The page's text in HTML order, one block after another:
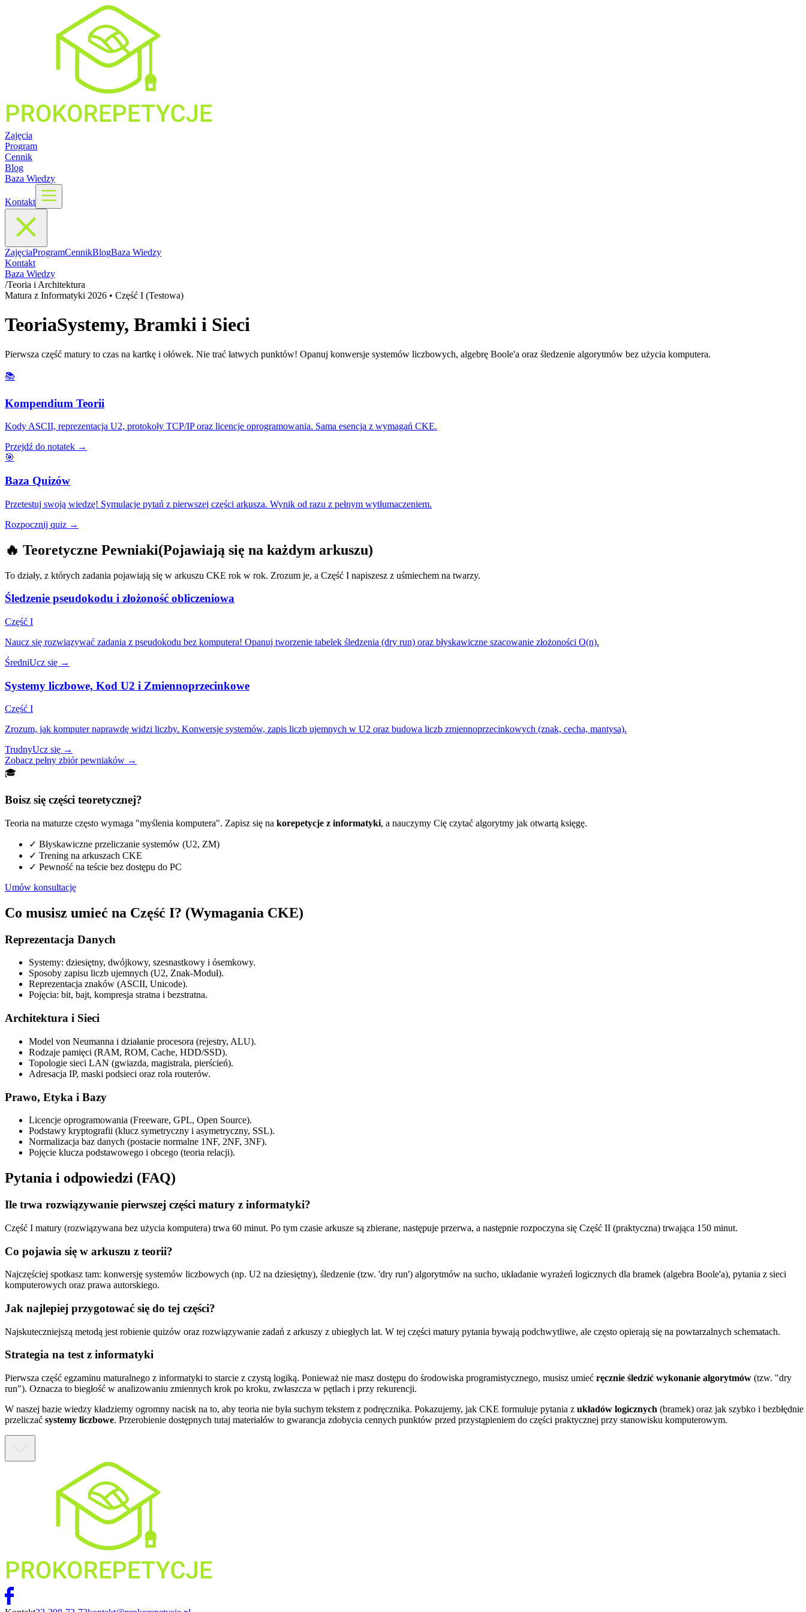
Zajęcia
Program
Cennik
Blog
Baza Wiedzy
Kontakt
ZajęciaProgramCennikBlogBaza Wiedzy
Kontakt
Baza Wiedzy
/Teoria i Architektura
Matura z Informatyki 2026 • Część I (Testowa)
TeoriaSystemy, Bramki i Sieci
Pierwsza część matury to czas na kartkę i ołówek. Nie trać łatwych punktów! Opanuj konwersje systemów liczbowych, algebrę Boole'a oraz śledzenie algorytmów bez użycia komputera.
📚
Kompendium Teorii
Kody ASCII, reprezentacja U2, protokoły TCP/IP oraz licencje oprogramowania. Sama esencja z wymagań CKE.
Przejdź do notatek →
🎯
Baza Quizów
Przetestuj swoją wiedzę! Symulacje pytań z pierwszej części arkusza. Wynik od razu z pełnym wytłumaczeniem.
Rozpocznij quiz →
🔥 Teoretyczne Pewniaki(Pojawiają się na każdym arkuszu)
To działy, z których zadania pojawiają się w arkuszu CKE rok w rok. Zrozum je, a Część I napiszesz z uśmiechem na twarzy.
Śledzenie pseudokodu i złożoność obliczeniowa
Część I
Naucz się rozwiązywać zadania z pseudokodu bez komputera! Opanuj tworzenie tabelek śledzenia (dry run) oraz błyskawiczne szacowanie złożoności O(n).
ŚredniUcz się →
Systemy liczbowe, Kod U2 i Zmiennoprzecinkowe
Część I
Zrozum, jak komputer naprawdę widzi liczby. Konwersje systemów, zapis liczb ujemnych w U2 oraz budowa liczb zmiennoprzecinkowych (znak, cecha, mantysa).
TrudnyUcz się →
Zobacz pełny zbiór pewniaków →
🎓
Boisz się części teoretycznej?
Teoria na maturze często wymaga "myślenia komputera". Zapisz się na korepetycje z informatyki, a nauczymy Cię czytać algorytmy jak otwartą księgę.
✓ Błyskawiczne przeliczanie systemów (U2, ZM)
✓ Trening na arkuszach CKE
✓ Pewność na teście bez dostępu do PC
Umów konsultację
Co musisz umieć na Część I? (Wymagania CKE)
Reprezentacja Danych
Systemy: dziesiętny, dwójkowy, szesnastkowy i ósemkowy.
Sposoby zapisu liczb ujemnych (U2, Znak-Moduł).
Reprezentacja znaków (ASCII, Unicode).
Pojęcia: bit, bajt, kompresja stratna i bezstratna.
Architektura i Sieci
Model von Neumanna i działanie procesora (rejestry, ALU).
Rodzaje pamięci (RAM, ROM, Cache, HDD/SSD).
Topologie sieci LAN (gwiazda, magistrala, pierścień).
Adresacja IP, maski podsieci oraz rola routerów.
Prawo, Etyka i Bazy
Licencje oprogramowania (Freeware, GPL, Open Source).
Podstawy kryptografii (klucz symetryczny i asymetryczny, SSL).
Normalizacja baz danych (postacie normalne 1NF, 2NF, 3NF).
Pojęcie klucza podstawowego i obcego (teoria relacji).
Pytania i odpowiedzi (FAQ)
Ile trwa rozwiązywanie pierwszej części matury z informatyki?
Część I matury (rozwiązywana bez użycia komputera) trwa 60 minut. Po tym czasie arkusze są zbierane, następuje przerwa, a następnie rozpoczyna się Część II (praktyczna) trwająca 150 minut.
Co pojawia się w arkuszu z teorii?
Najczęściej spotkasz tam: konwersję systemów liczbowych (np. U2 na dziesiętny), śledzenie (tzw. 'dry run') algorytmów na sucho, układanie wyrażeń logicznych dla bramek (algebra Boole'a), pytania z sieci
komputerowych oraz prawa autorskiego.
Jak najlepiej przygotować się do tej części?
Najskuteczniejszą metodą jest robienie quizów oraz rozwiązywanie zadań z arkuszy z ubiegłych lat. W tej części matury pytania bywają podchwytliwe, ale często opierają się na powtarzalnych schematach.
Strategia na test z informatyki
Pierwsza część egzaminu maturalnego z informatyki to starcie z czystą logiką. Ponieważ nie masz dostępu do środowiska programistycznego, musisz umieć ręcznie śledzić wykonanie algorytmów (tzw. "dry
run"). Oznacza to biegłość w analizowaniu zmiennych krok po kroku, zwłaszcza w pętlach i przy rekurencji.
W naszej bazie wiedzy kładziemy ogromny nacisk na to, aby teoria nie była suchym tekstem z podręcznika. Pokazujemy, jak CKE formułuje pytania z układów logicznych (bramek) oraz jak szybko i bezbłędnie
przeliczać systemy liczbowe. Przerobienie dostępnych tutaj materiałów to gwarancja zdobycia cennych punktów przed przystąpieniem do części praktycznej przy stanowisku komputerowym.